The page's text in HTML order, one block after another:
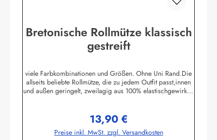
Bretonische Rollmütze klassisch
gestreift
viele Farbkombinationen und Größen. Ohne Uni Rand.Die
allseits beliebte Rollmütze, die zu jedem Outfit passt,innen
und außen geringelt, zweilagig aus 100% elastischgewirkter
zu allen Ringelmuster - Hemden. Größe 0 - bis 46 cm
Kopfumfang (bis 18 Monate)Größe 1 - bis 52 cm
Kopfumfang (Kleinkinder)Größe 2 - bis 55 cm Kopfumfang
Regulärer Preis:
13,90 €
Preise inkl. MwSt. zzgl. Versandkosten